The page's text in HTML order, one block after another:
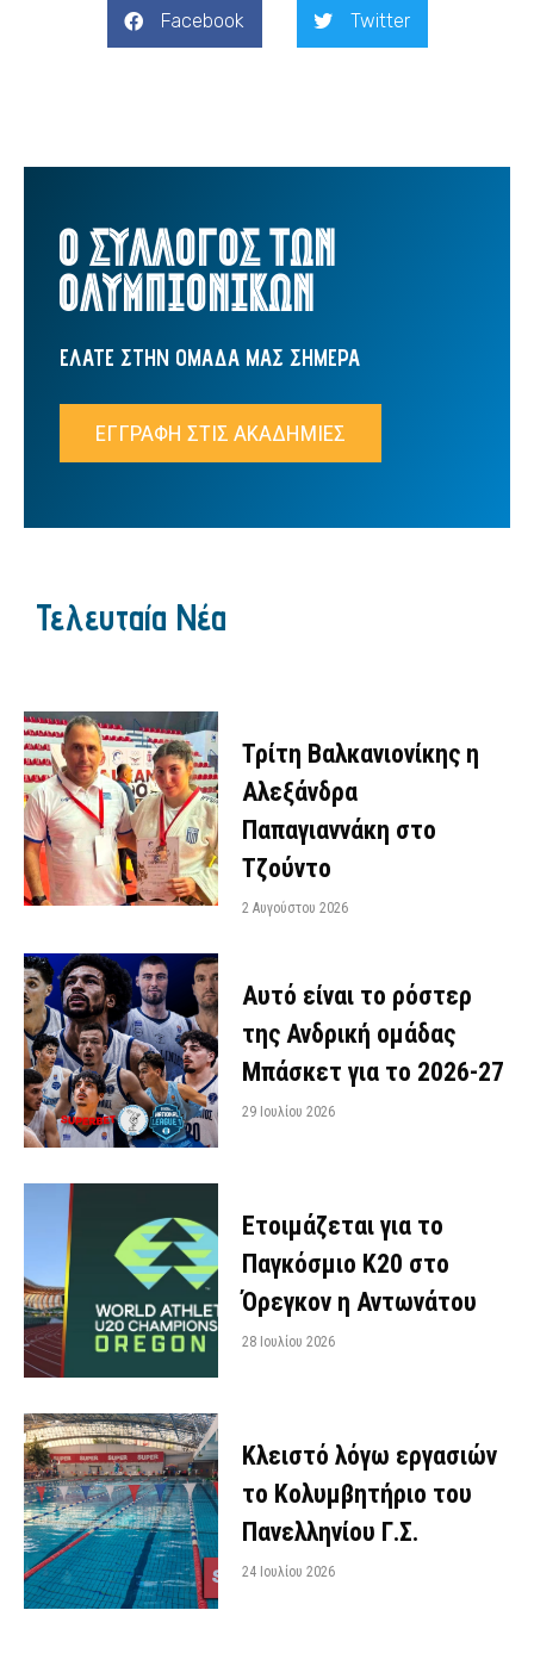
Facebook Twitter
Ο ΣΥΛΛΟΓΟΣ ΤΩΝ
ΟΛΥΜΠΙΟΝΙΚΩΝ
ΕΛΑΤΕ ΣΤΗΝ ΟΜΑΔΑ ΜΑΣ ΣΗΜΕΡΑ
ΕΓΓΡΑΦΗ ΣΤΙΣ ΑΚΑΔΗΜΙΕΣ
Τελευταία Νέα
Τρίτη Βαλκανιονίκης η
Αλεξάνδρα
Παπαγιαννάκη στο
Τζούντο
2 Αυγούστου 2026
Αυτό είναι το ρόστερ
της Ανδρική ομάδας
Μπάσκετ για το 2026-27
29 Ιουλίου 2026
Ετοιμάζεται για το
Παγκόσμιο Κ20 στο
Όρεγκον η Αντωνάτου
28 Ιουλίου 2026
Κλειστό λόγω εργασιών
το Κολυμβητήριο του
Πανελληνίου Γ.Σ.
24 Ιουλίου 2026